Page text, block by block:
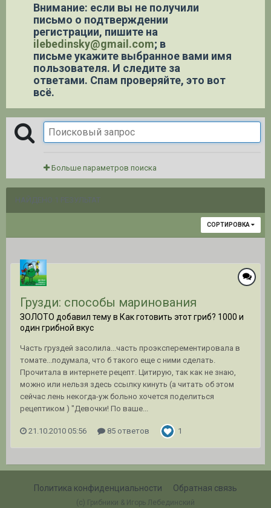
Внимание: если вы не получили
письмо о подтверждении
регистрации, пишите на
ilebedinsky@gmail.com; в
письме укажите выбранное вами имя
пользователя. И следите за
ответами. Спам проверяйте, это вот
всё.
Больше параметров поиска
НАЙДЕНО 1 РЕЗУЛЬТАТ
СОРТИРОВКА
Грузди: способы маринования
ЗОЛОТО добавил тему в Как готовить этот гриб? 1000 и
один грибной вкус
Часть груздей засолила...часть проэксперементировала в
томате...подумала, что б такого еще с ними сделать.
Прочитала в интернете рецепт. Цитирую, так как не знаю,
можно или нельзя здесь ссылку кинуть (а читать об этом
сейчас лень некогда-уж больно хочется поделиться
рецептиком ) "Девочки! По ваше...
21.10.2010 05:56 85 ответов 1
Политика конфиденциальности Обратная связь
(c) Грибники & Игорь Лебединский